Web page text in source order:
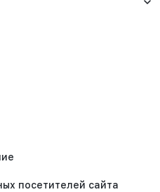
посетителей сайта